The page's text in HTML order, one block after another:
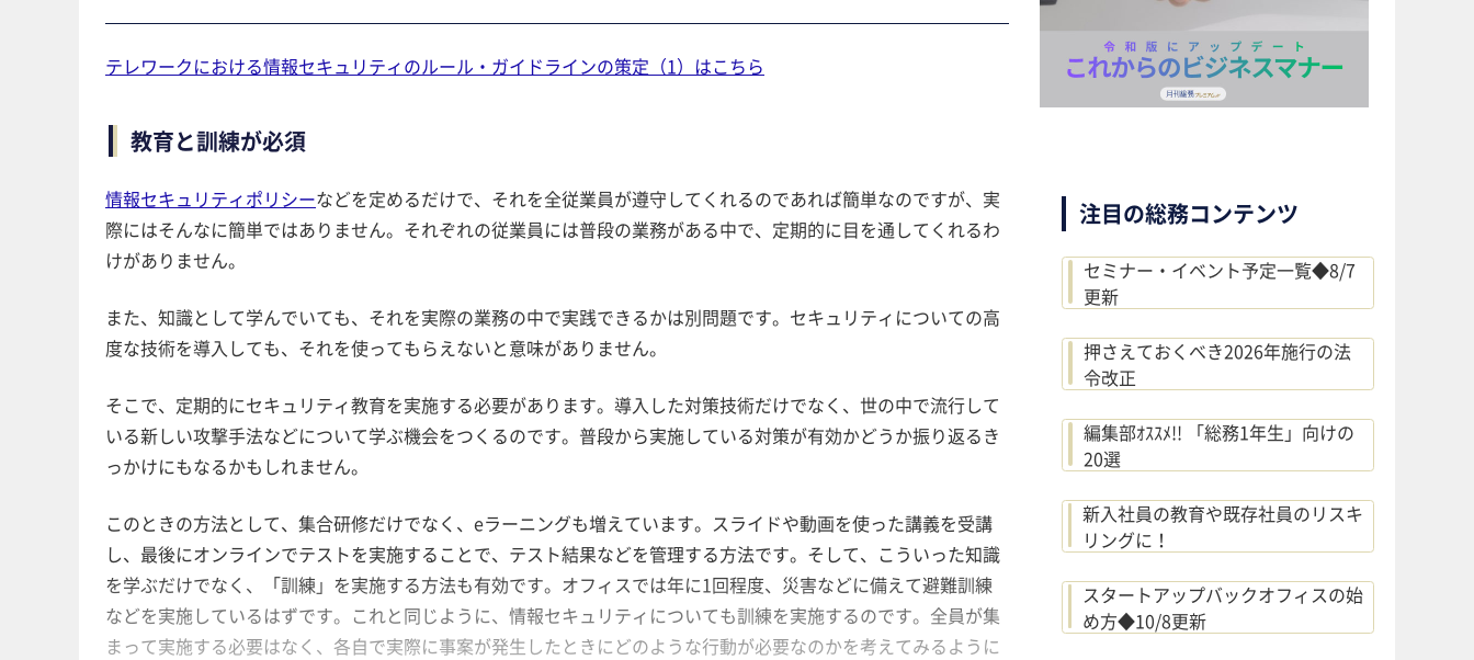
注目の総務コンテンツ
セミナー・イベント予定一覧◆8/7
更新
押さえておくべき2026年施行の法
令改正
編集部ｵｽｽﾒ!! 「総務1年生」向けの
20選
新入社員の教育や既存社員のリスキ
リングに！
スタートアップバックオフィスの始
め方◆10/8更新
テレワークにおける情報セキュリティのルール・ガイドラインの策定（1）はこちら
教育と訓練が必須
情報セキュリティポリシーなどを定めるだけで、それを全従業員が遵守してくれるのであれば簡単なのですが、実
際にはそんなに簡単ではありません。それぞれの従業員には普段の業務がある中で、定期的に目を通してくれるわ
けがありません。
また、知識として学んでいても、それを実際の業務の中で実践できるかは別問題です。セキュリティについての高
度な技術を導入しても、それを使ってもらえないと意味がありません。
そこで、定期的にセキュリティ教育を実施する必要があります。導入した対策技術だけでなく、世の中で流行して
いる新しい攻撃手法などについて学ぶ機会をつくるのです。普段から実施している対策が有効かどうか振り返るき
っかけにもなるかもしれません。
このときの方法として、集合研修だけでなく、eラーニングも増えています。スライドや動画を使った講義を受講
し、最後にオンラインでテストを実施することで、テスト結果などを管理する方法です。そして、こういった知識
を学ぶだけでなく、「訓練」を実施する方法も有効です。オフィスでは年に1回程度、災害などに備えて避難訓練
などを実施しているはずです。これと同じように、情報セキュリティについても訓練を実施するのです。全員が集
まって実施する必要はなく、各自で実際に事案が発生したときにどのような行動が必要なのかを考えてみるように